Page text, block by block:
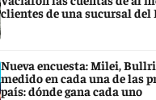
clientes de una sucursal del
Nueva encuesta: Milei,
medido en cada una de las
país: dónde gana cada uno